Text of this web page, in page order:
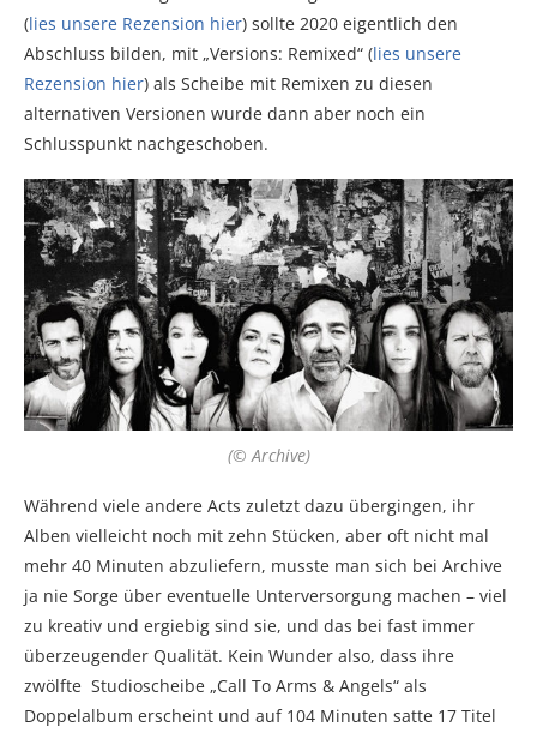
(lies unsere Rezension hier) sollte 2020 eigentlich den
Abschluss bilden, mit „Versions: Remixed“ (lies unsere
Rezension hier) als Scheibe mit Remixen zu diesen
alternativen Versionen wurde dann aber noch ein
Schlusspunkt nachgeschoben.
(© Archive)
Während viele andere Acts zuletzt dazu übergingen, ihr
Alben vielleicht noch mit zehn Stücken, aber oft nicht mal
mehr 40 Minuten abzuliefern, musste man sich bei Archive
ja nie Sorge über eventuelle Unterversorgung machen – viel
zu kreativ und ergiebig sind sie, und das bei fast immer
überzeugender Qualität. Kein Wunder also, dass ihre
zwölfte Studioscheibe „Call To Arms & Angels“ als
Doppelalbum erscheint und auf 104 Minuten satte 17 Titel